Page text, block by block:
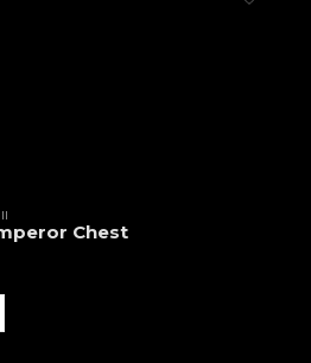
Chest